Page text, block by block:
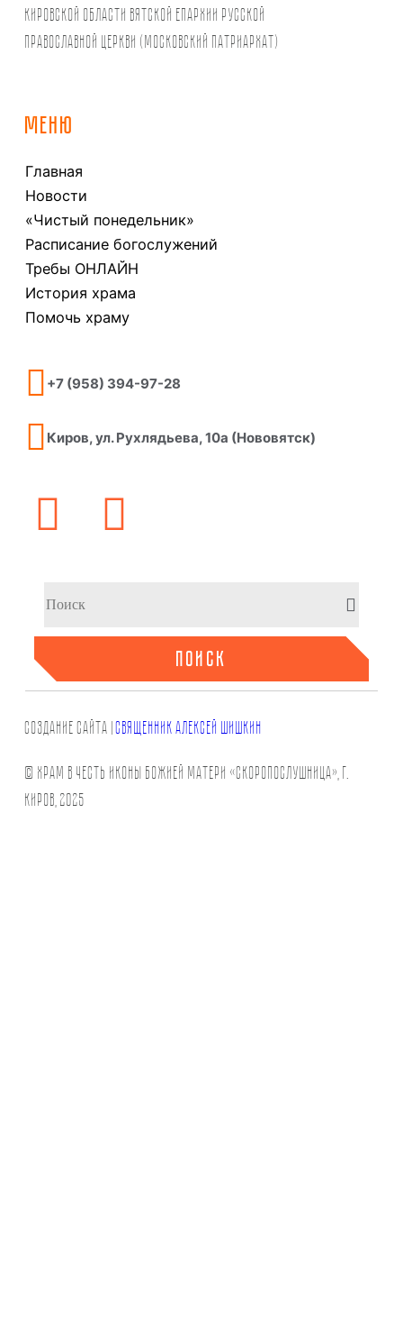
Кировской области Вятской Епархии Русской
Православной Церкви (Московский Патриархат)
МЕНЮ
Главная
Новости
«Чистый понедельник»
Расписание богослужений
Требы ОНЛАЙН
История храма
Помочь храму
+7 (958) 394-97-28
Киров, ул. Рухлядьева, 10а (Нововятск)
ПОИСК
СОЗДАНИЕ САЙТа |СВЯЩЕННИК АЛЕКСЕЙ ШИШКИН
© Храм в честь иконы Божией Матери «Скоропослушница», г.
Киров, 2025